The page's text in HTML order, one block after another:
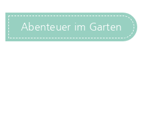
Abenteuer im Garten